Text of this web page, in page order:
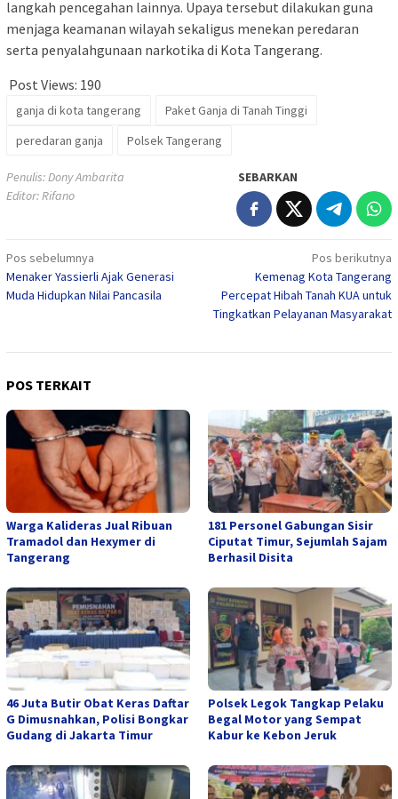
langkah pencegahan lainnya. Upaya tersebut dilakukan guna
menjaga keamanan wilayah sekaligus menekan peredaran
serta penyalahgunaan narkotika di Kota Tangerang.
Post Views: 190
ganja di kota tangerang
Paket Ganja di Tanah Tinggi
peredaran ganja
Polsek Tangerang
Penulis: Dony Ambarita
Editor: Rifano
SEBARKAN
Navigasi
pos
Pos sebelumnya
Menaker Yassierli Ajak Generasi
Muda Hidupkan Nilai Pancasila
Pos berikutnya
Kemenag Kota Tangerang
Percepat Hibah Tanah KUA untuk
Tingkatkan Pelayanan Masyarakat
POS TERKAIT
Warga Kalideras Jual Ribuan
Tramadol dan Hexymer di
Tangerang
181 Personel Gabungan Sisir
Ciputat Timur, Sejumlah Sajam
Berhasil Disita
46 Juta Butir Obat Keras Daftar
G Dimusnahkan, Polisi Bongkar
Gudang di Jakarta Timur
Polsek Legok Tangkap Pelaku
Begal Motor yang Sempat
Kabur ke Kebon Jeruk